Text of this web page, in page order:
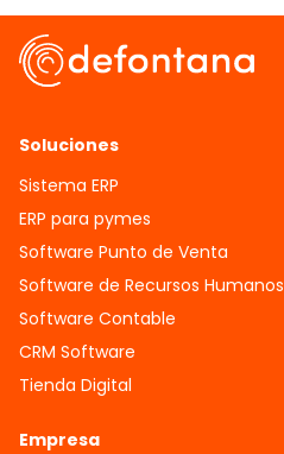
Soluciones
Sistema ERP
ERP para pymes
Software Punto de Venta
Software de Recursos Humanos
Software Contable
CRM Software
Tienda Digital
Empresa